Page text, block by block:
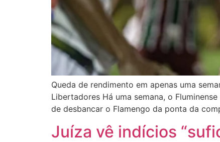
Queda de rendimento em apenas uma
Libertadores Há uma semana, o
de desbancar o Flamengo da ponta da
Juíza vê indícios